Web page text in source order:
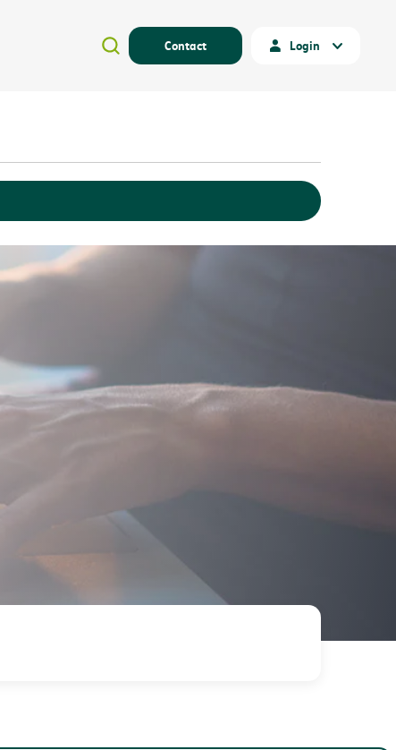
Contact Login